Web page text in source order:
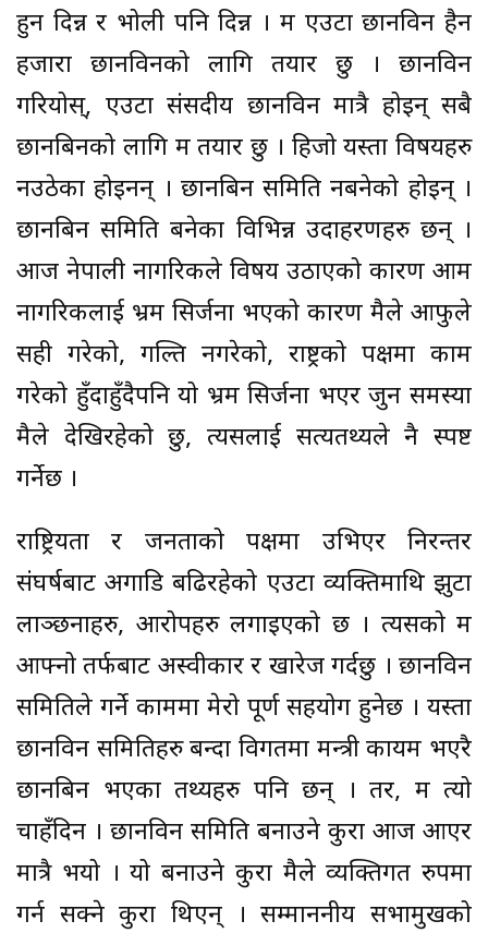
हुन दिन्न र भोली पनि दिन्न । म एउटा छानविन हैन
हजारौं छानविनको लागि तयार छु । छानविन
गरियोस्, एउटा संसदीय छानविन मात्रै होइन् सबै
छानबिनको लागि म तयार छु । हिजो यस्ता विषयहरु
नउठेका होइनन् । छानबिन समिति नबनेको होइन् ।
छानबिन समिति बनेका विभिन्न उदाहरणहरु छन् ।
आज नेपाली नागरिकले विषय उठाएको कारण आम
नागरिकलाई भ्रम सिर्जना भएको कारण मैले आफुले
सही गरेको, गल्ति नगरेको, राष्ट्रको पक्षमा काम
गरेको हुँदाहुँदैपनि यो भ्रम सिर्जना भएर जुन समस्या
मैले देखिरहेको छु, त्यसलाई सत्यतथ्यले नै स्पष्ट
गर्नेछ ।
राष्ट्रियता र जनताको पक्षमा उभिएर निरन्तर
संघर्षबाट अगाडि बढिरहेको एउटा व्यक्तिमाथि झुटा
लाञ्छनाहरु, आरोपहरु लगाइएको छ । त्यसको म
आफ्नो तर्फबाट अस्वीकार र खारेज गर्दछु । छानविन
समितिले गर्ने काममा मेरो पूर्ण सहयोग हुनेछ । यस्ता
छानविन समितिहरु बन्दा विगतमा मन्त्री कायम भएरै
छानबिन भएका तथ्यहरु पनि छन् । तर, म त्यो
चाहँदिन । छानविन समिति बनाउने कुरा आज आएर
मात्रै भयो । यो बनाउने कुरा मैले व्यक्तिगत रुपमा
गर्न सक्ने कुरा थिएन् । सम्माननीय सभामुखको